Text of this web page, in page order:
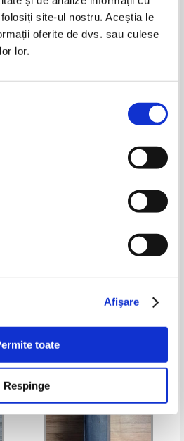
site-ul nostru. Aceștia le
oferite de dvs. sau culese
lor.
Afişare
toate
Respinge
C. Sandu - Aldea - Drum si
-20%
al XIV-lea (1937)
100,00Lei 80,00